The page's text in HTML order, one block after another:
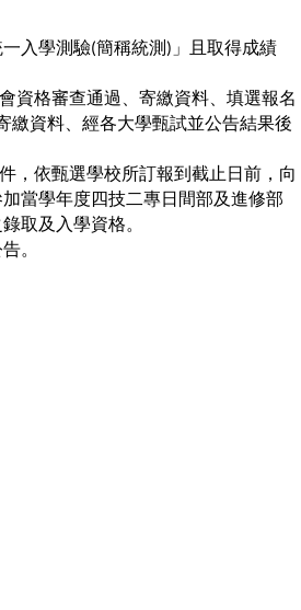
入學測驗(簡稱統測) 」且取得成績
資格審查通過、寄繳資料、填選報名
繳資料、經各大學甄試並公告結果後
，依甄選學校所訂報到截止日前，向
當學年度四技二專日間部及進修部
取及入學資格。
。